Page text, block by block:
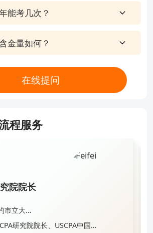
能考几次？
金量如何？
在线提问
程服务
院院长
市立大学
&硕士
研究院院长、USCPA中国校
明星讲师
学博士
审计大学审计硕士研究生导师、现
明星讲师
加拿大英属哥伦比
亚大学会计硕士
美国注册会计师、纳斯达克上市企业
景
美国德州A&M大学
会计硕士
历 USCPA&CMA双证持证人、国内USCPA
Feifei
会计本科&硕士
教学资历 高顿USCPA研究院院长、USCPA中国校